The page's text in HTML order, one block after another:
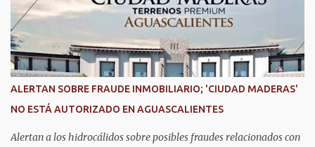
una estancia académica en la Universidad de Alcalá, en España,
donde participan en un proyecto de innovación tecnológica con
impacto social. Ahí, trabajan en el desarrollo de un sistema que
combina sensores, comunicación inalámbrica y aplicaciones
invadir su privacidad. Mientras Ernesto desarrolla la parte
electrónica que permite captar la información dentro de...
ALERTAN SOBRE FRAUDE INMOBILIARIO; 'CIUDAD MADERAS'
NO ESTÁ AUTORIZADO EN AGUASCALIENTES
Alertan a los hidrocálidos sobre posibles fraudes relacionados con